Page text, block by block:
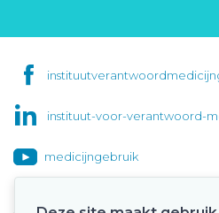
instituut-voor-verantwoord-
medicijngebruik